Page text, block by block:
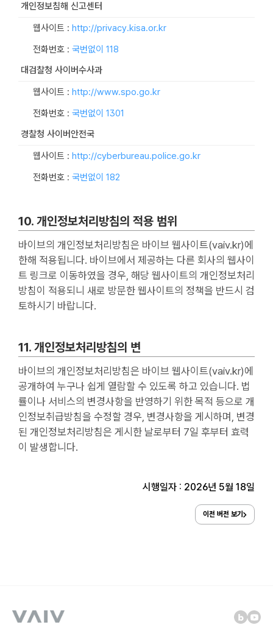
개인정보침해 신고센터
웹사이트 : http://privacy.kisa.or.kr
전화번호 : 국번없이 118
대검찰청 사이버수사과
웹사이트 : http://www.spo.go.kr
전화번호 : 국번없이 1301
경찰청 사이버안전국
웹사이트 : http://cyberbureau.police.go.kr
전화번호 : 국번없이 182
10. 개인정보처리방침의 적용 범위
바이브의 개인정보처리방침은 바이브 웹사이트(vaiv.kr)에
한해 적용됩니다. 바이브에서 제공하는 다른 회사의 웹사이
트 링크로 이동하였을 경우, 해당 웹사이트의 개인정보처리
방침이 적용되니 새로 방문한 웹사이트의 정책을 반드시 검
토하시기 바랍니다.
11. 개인정보처리방침의 변
바이브의 개인정보처리방침은 바이브 웹사이트(vaiv.kr)에
공개하여 누구나 쉽게 열람할 수 있도록 하고 있습니다. 법
률이나 서비스의 변경사항을 반영하기 위한 목적 등으로 개
인정보취급방침을 수정할 경우, 변경사항을 게시하며, 변경
된 개인정보처리방침은 게시한 날로부터 7일 후부터 효력
이 발생합니다.
시행일자 : 2026년 5월 18일
이전 버전 보기